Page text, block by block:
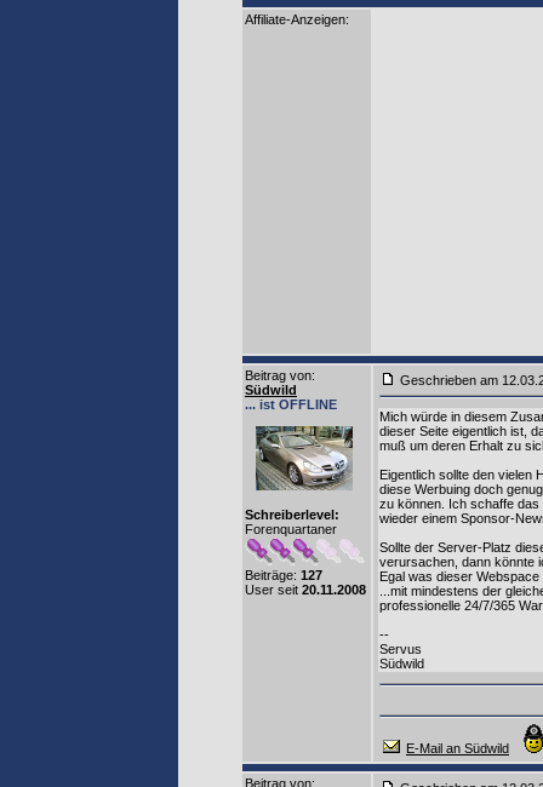
Affiliate-Anzeigen:
Beitrag von:
Südwild
... ist OFFLINE
Schreiberlevel:
Forenquartaner
Beiträge: 127
User seit 20.11.2008
Geschrieben am
Mich würde in diesem
dieser Seite eigentlich ist,
muß um deren Erhalt zu
Eigentlich sollte den vielen
diese Werbuing doch
zu können. Ich schaffe das
wieder einem Sponsor-
Sollte der Server-Platz
verursachen, dann könnte
Egal was dieser
...mit mindestens der
professionelle 24/7/365
--
Servus
Südwild
E-Mail an Südwild
Beitrag von: